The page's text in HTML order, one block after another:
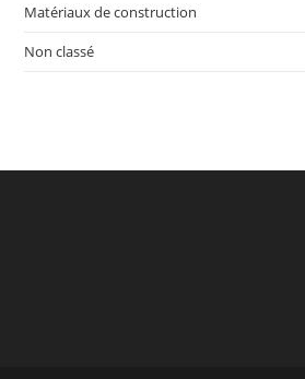
Matériaux de construction
Non classé